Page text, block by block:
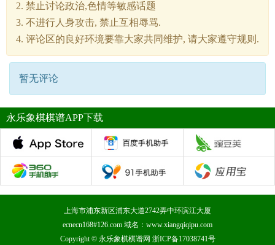
2. 禁止讨论政治,色情等敏感话题
3. 不进行人身攻击, 禁止互相辱骂.
4. 评论区的良好环境要靠大家共同维护, 请大家遵守规则.
暂无评论
永乐象棋棋谱APP下载
上海市浦东新区浦东大道2742弄中环滨江大厦
ecnecn168#126.com 域名：www.xiangqiqipu.com
Copyright © 永乐象棋棋谱网 浙ICP备17038741号